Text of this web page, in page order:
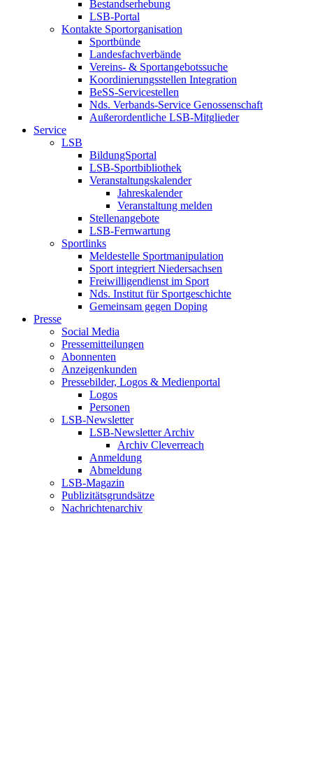
Bestandserhebung
LSB-Portal
Kontakte Sportorganisation
Sportbünde
Landesfachverbände
Vereins- & Sportangebotssuche
Koordinierungsstellen Integration
BeSS-Servicestellen
Nds. Verbands-Service Genossenschaft
Außerordentliche LSB-Mitglieder
Service
LSB
BildungSportal
LSB-Sportbibliothek
Veranstaltungskalender
Jahreskalender
Veranstaltung melden
Stellenangebote
LSB-Fernwartung
Sportlinks
Meldestelle Sportmanipulation
Sport integriert Niedersachsen
Freiwilligendienst im Sport
Nds. Institut für Sportgeschichte
Gemeinsam gegen Doping
Presse
Social Media
Pressemitteilungen
Abonnenten
Anzeigenkunden
Pressebilder, Logos & Medienportal
Logos
Personen
LSB-Newsletter
LSB-Newsletter Archiv
Archiv Cleverreach
Anmeldung
Abmeldung
LSB-Magazin
Publizitätsgrundsätze
Nachrichtenarchiv